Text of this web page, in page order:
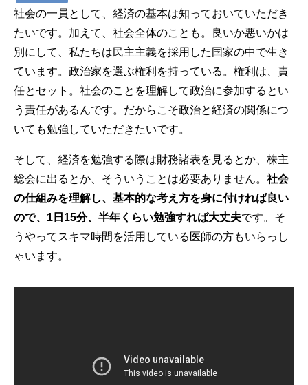
社会の一員として、経済の基本は知っておいていただき
たいです。加えて、社会全体のことも。良いか悪いかは
別にして、私たちは民主主義を採用した国家の中で生き
ています。政治家を選ぶ権利を持っている。権利は、責
任とセット。社会のことを理解して政治に参加するとい
う責任があるんです。だからこそ政治と経済の関係につ
いても勉強していただきたいです。
そして、経済を勉強する際は財務諸表を見るとか、株主
総会に出るとか、そういうことは必要ありません。 社会
の仕組みを理解し、基本的な考え方を身に付ければ良い
ので、1日15分、半年くらい勉強すれば大丈夫です。そ
うやってスキマ時間を活用している医師の方もいらっし
ゃいます。